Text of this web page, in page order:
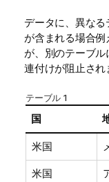
データに、異な
が含まれる場合
が、別のテーブル
連付けが阻止され
テーブル 1
国
米国
米国